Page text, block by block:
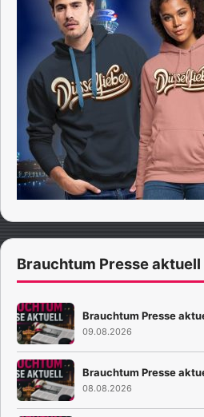
Brauchtum Presse aktuell
Brauchtum Presse
09.08.2026
Brauchtum Presse
08.08.2026